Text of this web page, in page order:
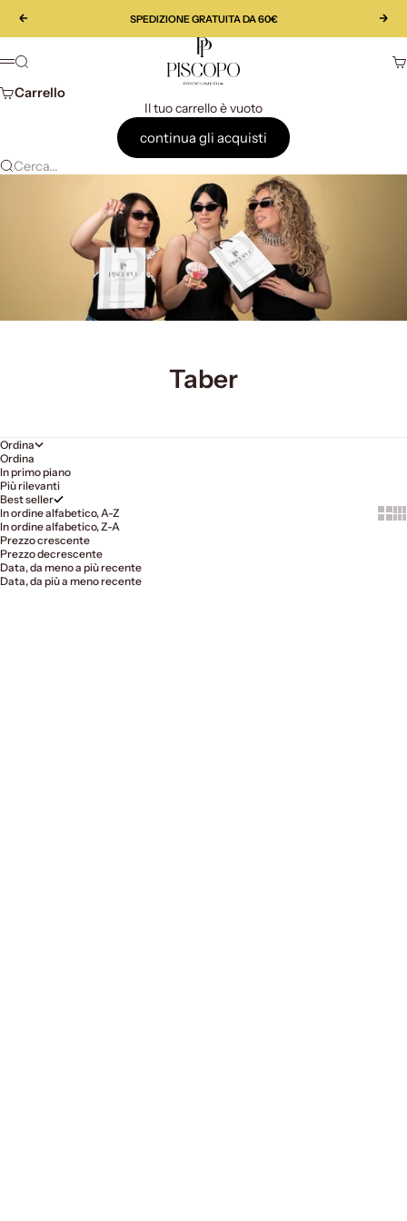
Precedente
SPEDIZIONE GRATUITA DA 60€
Piscopo Profumeria
Menù
Cerca
Carrello
Il tuo carrello è vuoto
continua gli acquisti
Cerca...
Taber
Ordina
Ordina
In primo piano
Più rilevanti
Best seller
In ordine alfabetico, A-Z
In ordine alfabetico, Z-A
Prezzo crescente
Prezzo decrescente
Data, da meno a più recente
Data, da più a meno recente